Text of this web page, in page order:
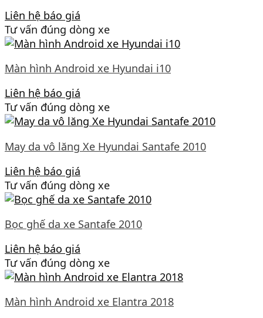
Liên hệ báo giá
Tư vấn đúng dòng xe
Màn hình Android xe Hyundai i10
Liên hệ báo giá
Tư vấn đúng dòng xe
May da vô lăng Xe Hyundai Santafe 2010
Liên hệ báo giá
Tư vấn đúng dòng xe
Bọc ghế da xe Santafe 2010
Liên hệ báo giá
Tư vấn đúng dòng xe
Màn hình Android xe Elantra 2018